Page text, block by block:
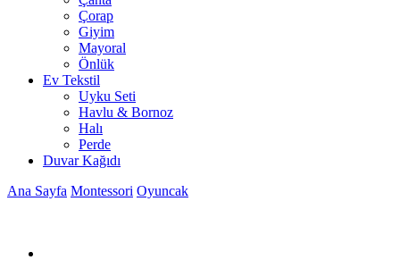
Çorap
Giyim
Mayoral
Önlük
Ev Tekstil
Uyku Seti
Havlu & Bornoz
Halı
Perde
Duvar Kağıdı
Ana Sayfa Montessori Oyuncak